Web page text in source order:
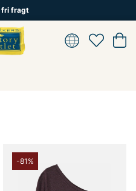
fri fragt
-81%